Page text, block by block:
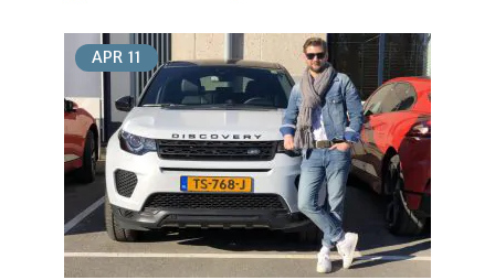
APR 11